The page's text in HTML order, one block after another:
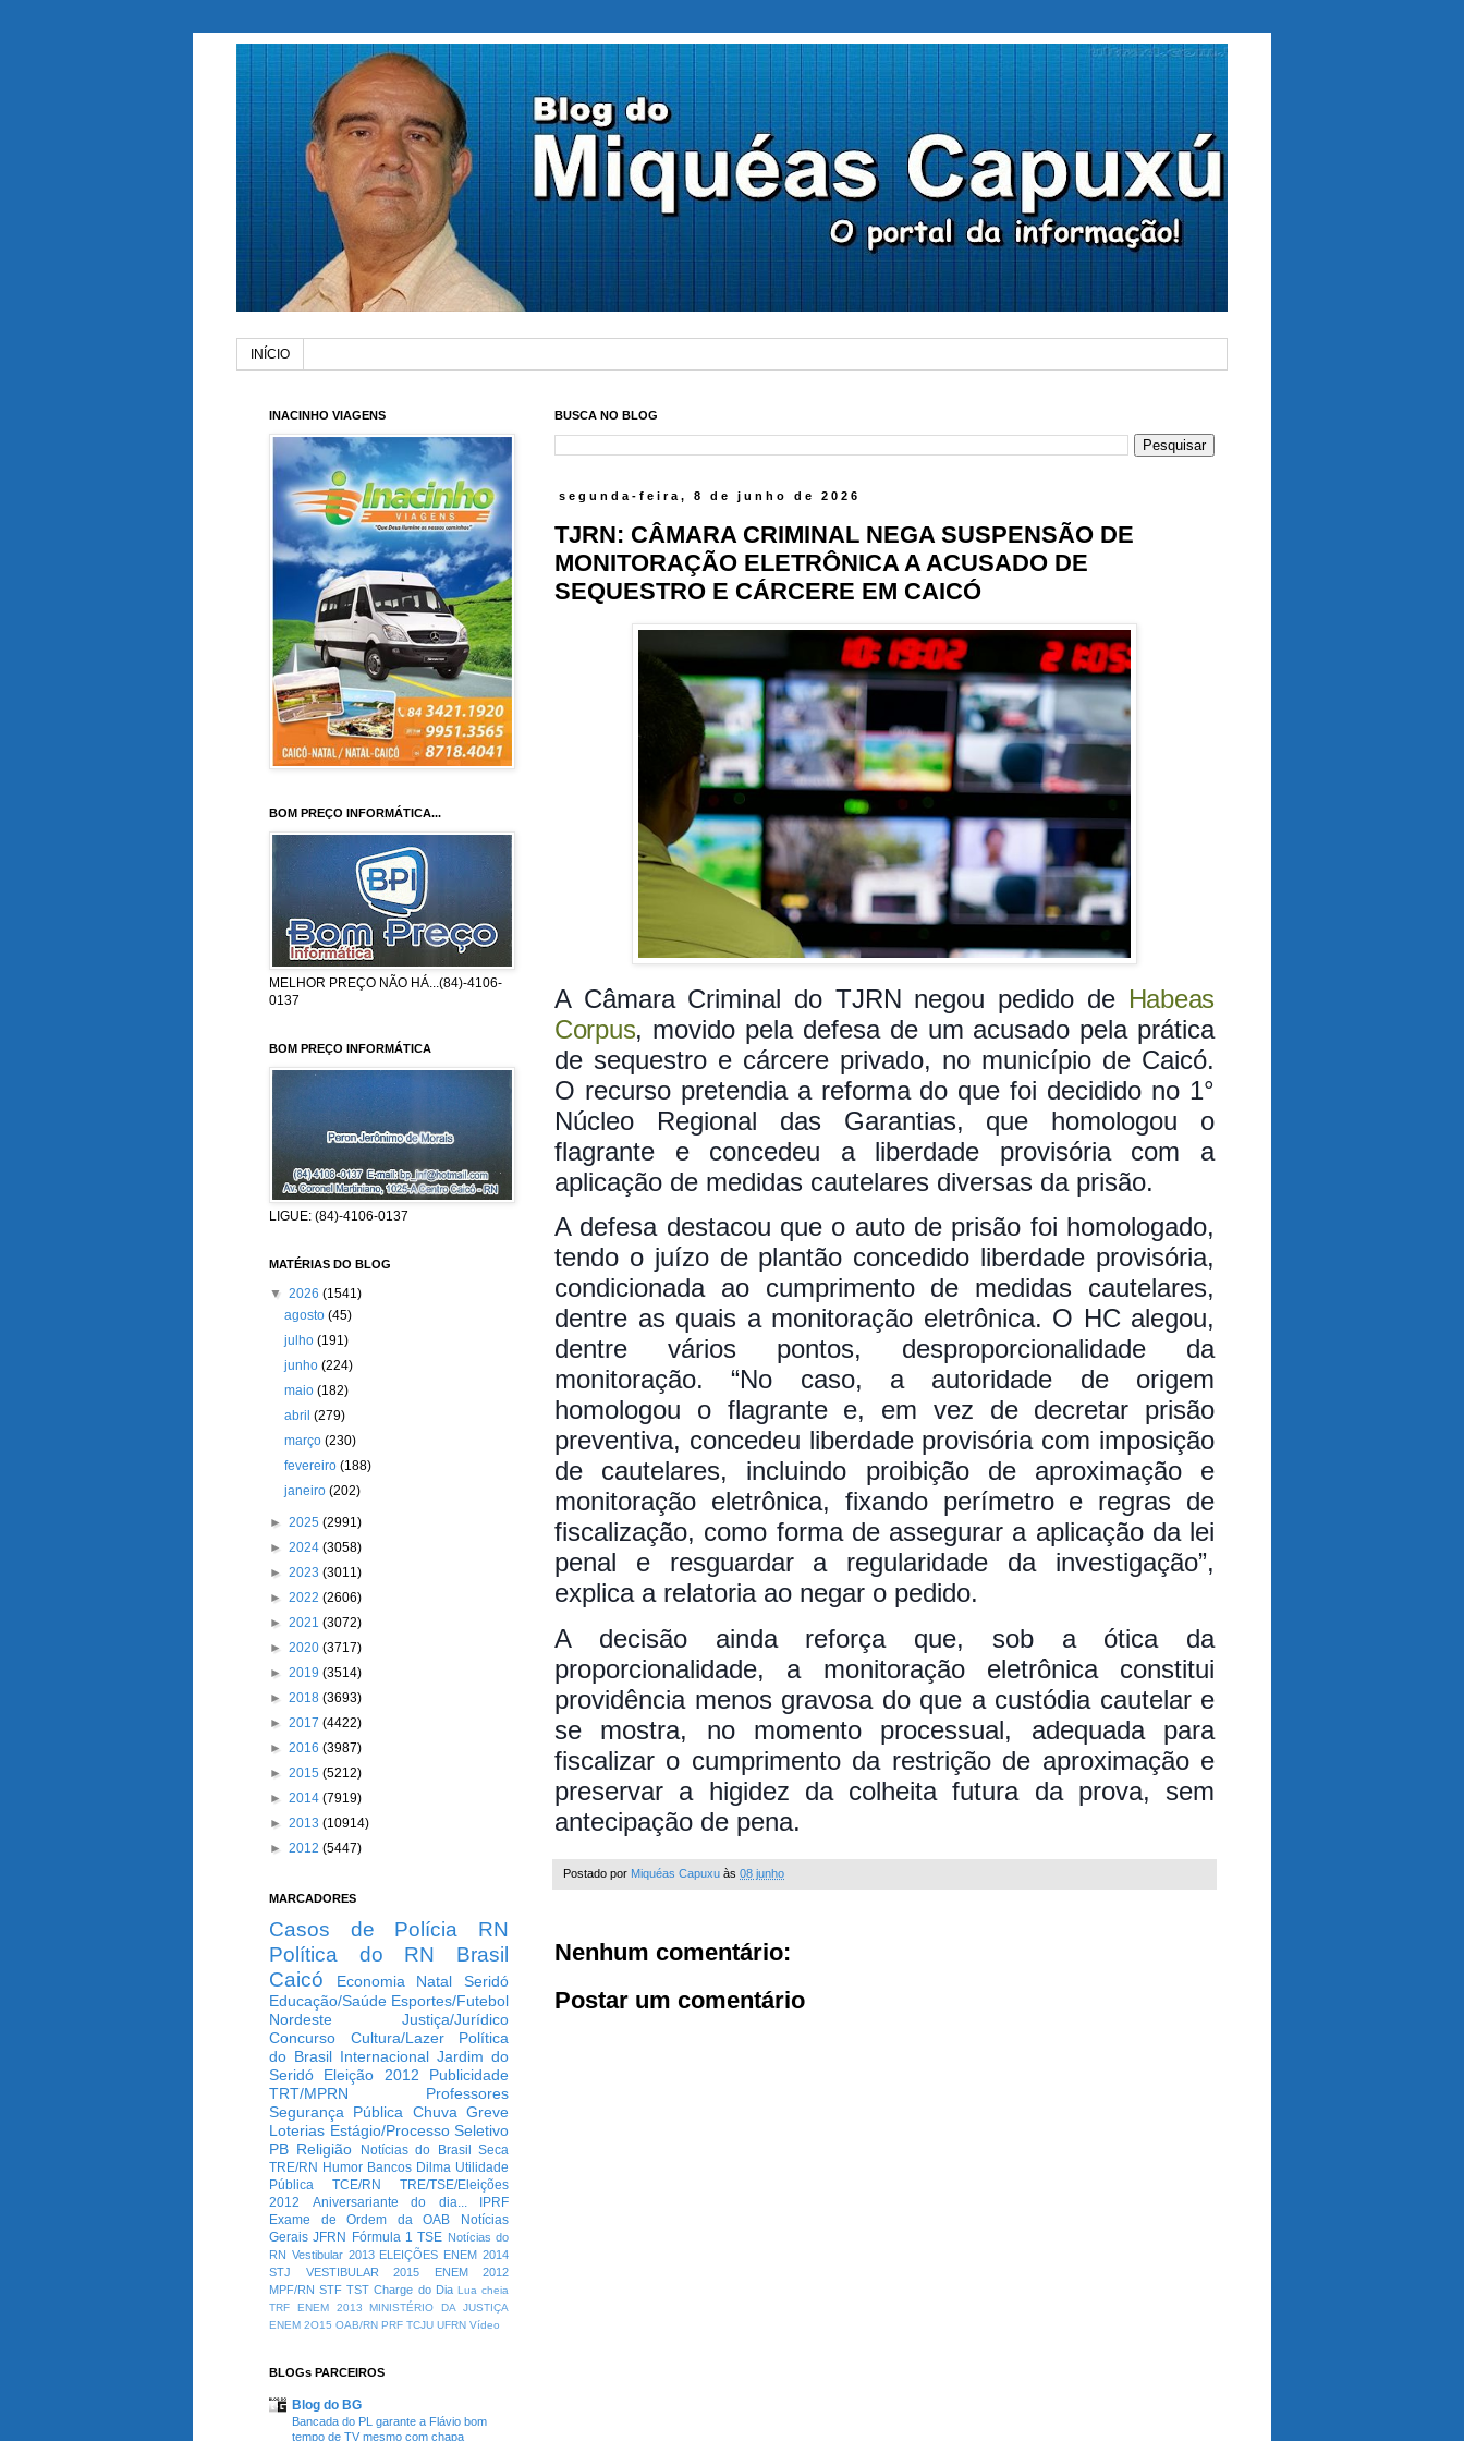
INÍCIO
BUSCA NO BLOG
segunda-feira, 8 de junho de 2026
TJRN: CÂMARA CRIMINAL NEGA SUSPENSÃO DE
MONITORAÇÃO ELETRÔNICA A ACUSADO DE
SEQUESTRO E CÁRCERE EM CAICÓ
A Câmara Criminal do TJRN negou pedido de Habeas
Corpus, movido pela defesa de um acusado pela prática
de sequestro e cárcere privado, no município de Caicó.
O recurso pretendia a reforma do que foi decidido no 1°
Núcleo Regional das Garantias, que homologou o
flagrante e concedeu a liberdade provisória com a
aplicação de medidas cautelares diversas da prisão.
A defesa destacou que o auto de prisão foi homologado,
tendo o juízo de plantão concedido liberdade provisória,
condicionada ao cumprimento de medidas cautelares,
dentre as quais a monitoração eletrônica. O HC alegou,
dentre vários pontos, desproporcionalidade da
monitoração.“No caso, a autoridade de origem
homologou o flagrante e, em vez de decretar prisão
preventiva, concedeu liberdade provisória com imposição
de cautelares, incluindo proibição de aproximação e
monitoração eletrônica, fixando perímetro e regras de
fiscalização, como forma de assegurar a aplicação da lei
penal e resguardar a regularidade da investigação”,
explica a relatoria ao negar o pedido.
A decisão ainda reforça que, sob a ótica da
proporcionalidade, a monitoração eletrônica constitui
providência menos gravosa do que a custódia cautelar e
se mostra, no momento processual, adequada para
fiscalizar o cumprimento da restrição de aproximação e
preservar a higidez da colheita futura da prova, sem
antecipação de pena.
Postado por Miquéas Capuxu às 08 junho
Nenhum comentário:
Postar um comentário
INACINHO VIAGENS
BOM PREÇO INFORMÁTICA...
MELHOR PREÇO NÃO HÁ...(84)-4106-
0137
BOM PREÇO INFORMÁTICA
LIGUE: (84)-4106-0137
MATÉRIAS DO BLOG
▼ 2026 (1541)
agosto(45)
julho(191)
junho(224)
maio(182)
abril(279)
março(230)
fevereiro(188)
janeiro(202)
► 2025 (2991)
► 2024 (3058)
► 2023 (3011)
► 2022 (2606)
► 2021 (3072)
► 2020 (3717)
► 2019 (3514)
► 2018 (3693)
► 2017 (4422)
► 2016 (3987)
► 2015 (5212)
► 2014 (7919)
► 2013 (10914)
► 2012 (5447)
MARCADORES
Casos de Polícia
RN
Política do RN
Brasil
Caicó
Economia Natal
Seridó
Educação/Saúde Esportes/Futebol
Nordeste
Justiça/Jurídico
Concurso
Cultura/Lazer
Política
do Brasil Internacional Jardim do
Seridó
Eleição 2012
Publicidade
TRT/MPRN
Professores
Segurança Pública Chuva Greve
Loterias Estágio/Processo Seletivo
PB Religião Notícias do Brasil
Seca
TRE/RN Humor Bancos Dilma Utilidade
Pública
TCE/RN
TRE/TSE/Eleições
2012
Aniversariante do dia...
IPRF
Exame de Ordem da OAB
Notícias
Gerais JFRN Fórmula 1 TSE Notícias do
RN Vestibular 2013 ELEIÇÕES ENEM 2014
STJ
VESTIBULAR 2015
ENEM 2012
MPF/RN STF TST Charge do Dia Lua cheia
TRF
ENEM 2013
MINISTÉRIO DA JUSTIÇA
ENEM 2O15 OAB/RN PRF TCJU UFRN Vídeo
BLOGs PARCEIROS
Blog do BG
Bancada do PL garante a Flávio bom
tempo de TV mesmo com chapa